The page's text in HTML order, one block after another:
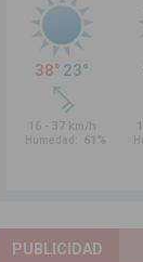
PUBLICIDAD